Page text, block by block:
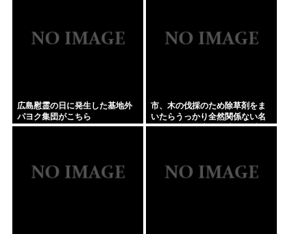
広島慰霊の日に発生した基地外
パヨク集団がこちら
市、木の伐採のため除草剤をま
いたらうっかり全然関係ない名
物イチョウ並木道54本を全滅さ